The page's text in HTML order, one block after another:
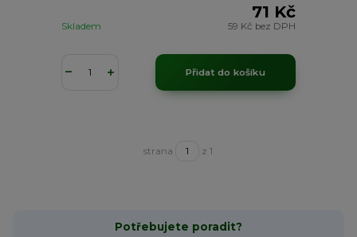
71 Kč
59 Kč bez DPH
Skladem
Přidat do košíku
strana z 1
Potřebujete poradit?